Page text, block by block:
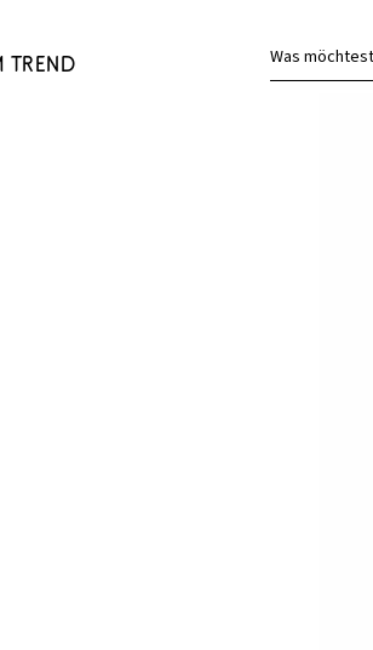
Trend Was